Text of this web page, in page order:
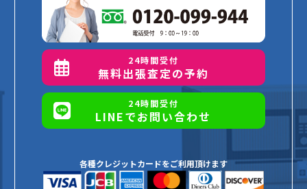
24時間受付
無料出張査定の予約
24時間受付
LINEでお問い合わせ
各種クレジットカードをご利用頂けます